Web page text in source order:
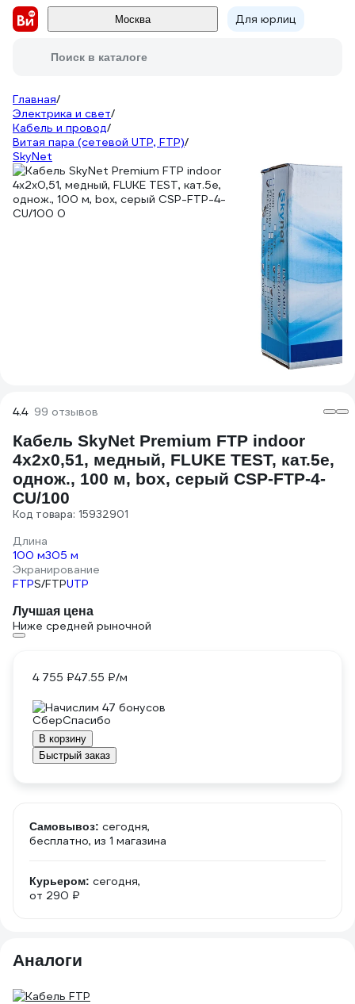
Москва Для юрлиц
Поиск в каталоге
Главная/
Электрика и свет/
Кабель и провод/
Витая пара (сетевой UTP, FTP)/
SkyNet
4.4 99 отзывов
Кабель SkyNet Premium FTP indoor
4x2x0,51, медный, FLUKE TEST, кат.5e,
однож., 100 м, box, серый CSP-FTP-4-
CU/100
Код товара: 15932901
Длина
100 м305 м
Экранирование
FTPS/FTPUTP
Лучшая цена
Ниже средней рыночной
4 755 ₽47.55 ₽/м
Начислим 47 бонусов
В корзину
Быстрый заказ
Самовывоз: сегодня,
бесплатно, из 1 магазина
Курьером: сегодня,
от 290 ₽
Аналоги